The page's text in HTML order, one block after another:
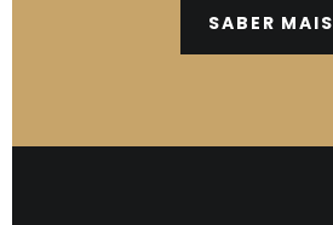
SABER MAIS